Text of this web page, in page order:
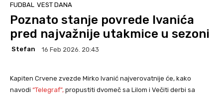
FUDBAL VEST DANA
Poznato stanje povrede Ivanića
pred najvažnije utakmice u sezoni
Stefan 16 Feb 2026. 20:43
Kapiten Crvene zvezde Mirko Ivanić najverovatnije će, kako
navodi “Telegraf”, propustiti dvomeč sa Lilom i Večiti derbi sa